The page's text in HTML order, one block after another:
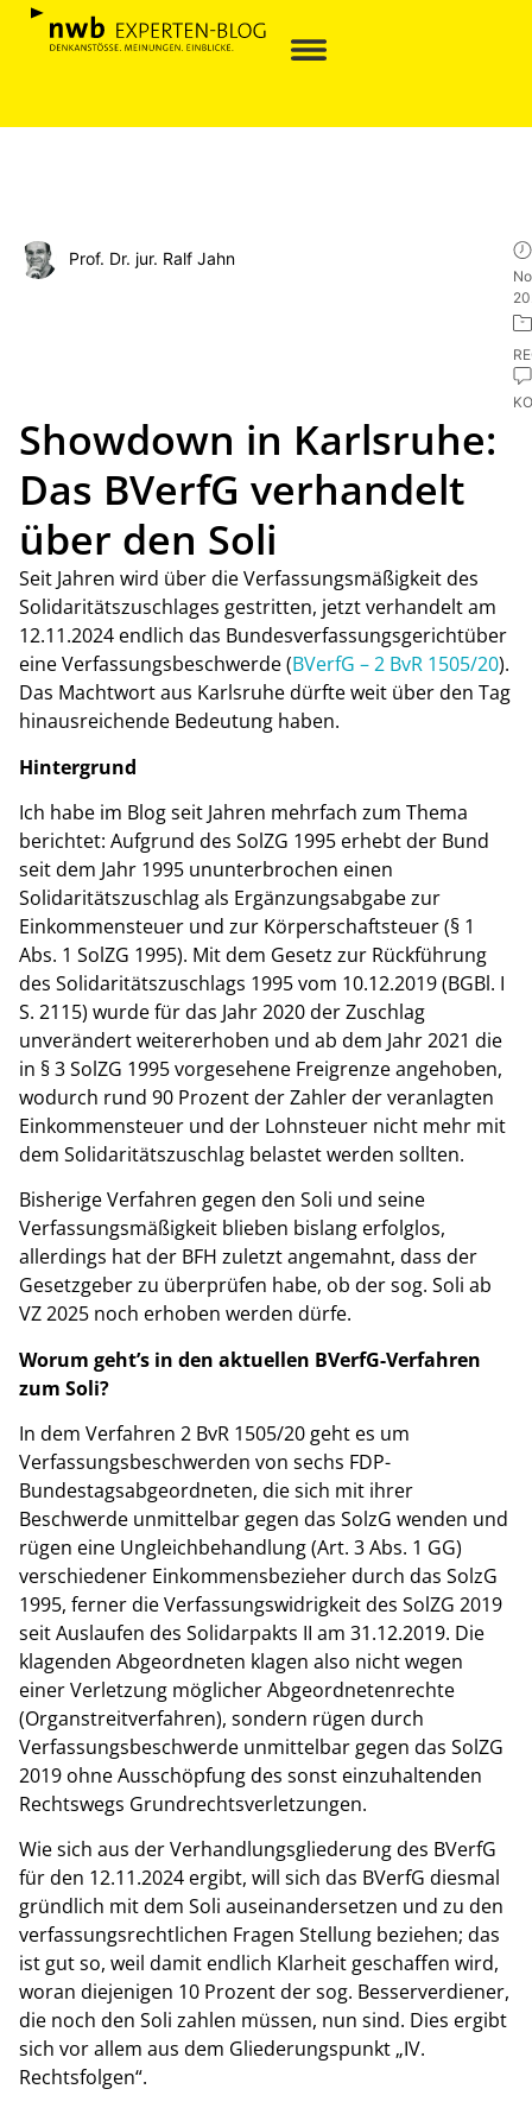
Prof. Dr. jur. Ralf Jahn
Showdown in Karlsruhe:
Das BVerfG verhandelt
über den Soli
Seit Jahren wird über die Verfassungsmäßigkeit des
Solidaritätszuschlages gestritten, jetzt verhandelt am
12.11.2024 endlich das Bundesverfassungsgerichtüber
eine Verfassungsbeschwerde (BVerfG – 2 BvR 1505/20).
Das Machtwort aus Karlsruhe dürfte weit über den Tag
hinausreichende Bedeutung haben.
Hintergrund
Ich habe im Blog seit Jahren mehrfach zum Thema
berichtet: Aufgrund des SolZG 1995 erhebt der Bund
seit dem Jahr 1995 ununterbrochen einen
Solidaritätszuschlag als Ergänzungsabgabe zur
Einkommensteuer und zur Körperschaftsteuer (§ 1
Abs. 1 SolZG 1995). Mit dem Gesetz zur Rückführung
des Solidaritätszuschlags 1995 vom 10.12.2019 (BGBl. I
S. 2115) wurde für das Jahr 2020 der Zuschlag
unverändert weitererhoben und ab dem Jahr 2021 die
in § 3 SolZG 1995 vorgesehene Freigrenze angehoben,
wodurch rund 90 Prozent der Zahler der veranlagten
Einkommensteuer und der Lohnsteuer nicht mehr mit
dem Solidaritätszuschlag belastet werden sollten.
Bisherige Verfahren gegen den Soli und seine
Verfassungsmäßigkeit blieben bislang erfolglos,
allerdings hat der BFH zuletzt angemahnt, dass der
Gesetzgeber zu überprüfen habe, ob der sog. Soli ab
VZ 2025 noch erhoben werden dürfe.
Worum geht’s in den aktuellen BVerfG-Verfahren
zum Soli?
In dem Verfahren 2 BvR 1505/20 geht es um
Verfassungsbeschwerden von sechs FDP-
Bundestagsabgeordneten, die sich mit ihrer
Beschwerde unmittelbar gegen das SolzG wenden und
rügen eine Ungleichbehandlung (Art. 3 Abs. 1 GG)
verschiedener Einkommensbezieher durch das SolzG
1995, ferner die Verfassungswidrigkeit des SolZG 2019
seit Auslaufen des Solidarpakts II am 31.12.2019. Die
klagenden Abgeordneten klagen also nicht wegen
einer Verletzung möglicher Abgeordnetenrechte
(Organstreitverfahren), sondern rügen durch
Verfassungsbeschwerde unmittelbar gegen das SolZG
2019 ohne Ausschöpfung des sonst einzuhaltenden
Rechtswegs Grundrechtsverletzungen.
Wie sich aus der Verhandlungsgliederung des BVerfG
für den 12.11.2024 ergibt, will sich das BVerfG diesmal
gründlich mit dem Soli auseinandersetzen und zu den
verfassungsrechtlichen Fragen Stellung beziehen; das
ist gut so, weil damit endlich Klarheit geschaffen wird,
woran diejenigen 10 Prozent der sog. Besserverdiener,
die noch den Soli zahlen müssen, nun sind. Dies ergibt
sich vor allem aus dem Gliederungspunkt „IV.
Rechtsfolgen“.